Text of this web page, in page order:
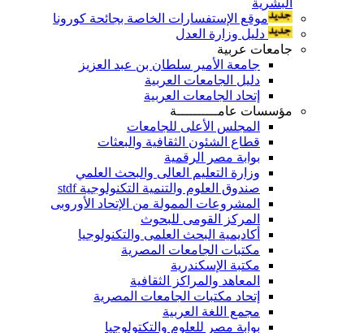
موقع الإستفسارات الخاصة بجائحة كورونا
دليل وزارة العدل
جامعات عربية
جامعة الأمير سلطان بن عبد العزيز
دليل الجامعات العربية
إتحاد الجامعات العربية
مؤسسات عامــــــــــة
المجلس الأعلى للجامعات
قطاع الشئون الثقافية والبعثات
بوابة مصر الرقمية
وزارة التعليم العالى والبحث العلمي
صندوق العلوم والتنمية التكنولوجية stdf
المشروعات الممولة من الإتحاد الأوروبى
المركز القومى للبحوث
أكاديمية البحث العلمى والتكنولوجيا
مكتبات الجامعات المصرية
مكتبة الإسكندرية
المعاهد والمراكز الثقافية
إتحاد مكتبات الجامعات المصرية
مجمع اللغة العربية
بوابة مصر للعلوم والتكتولوجيا